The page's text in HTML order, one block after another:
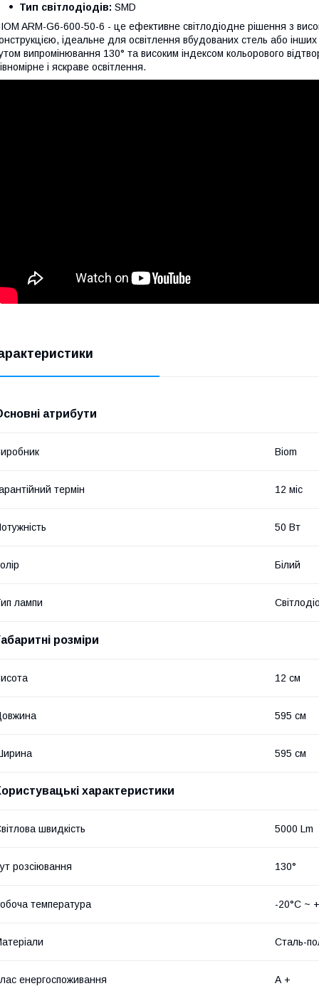
Тип світлодіодів: SMD
ARM-G6-600-50-6 - це ефективне світлодіодне рішення з
ідеальне для освітлення вбудованих стель або
випромінювання 130° та високим індексом кольорового
і яскраве освітлення.
атрибути
Biom
термін 12 міс
50 Вт
Білий
лампи
розміри
12 см
595 см
595 см
характеристики
швидкість 5000 Lm
розсіювання 130°
температура -20°C ~
Сталь-
енергоспоживання А +